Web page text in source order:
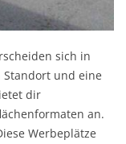
sich in
Standort und eine
dir
an.
Werbeplätze